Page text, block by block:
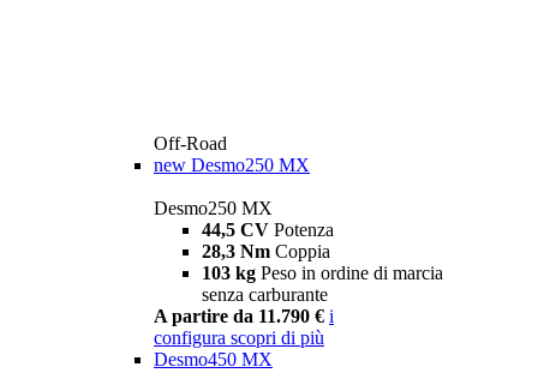
Off-Road
new Desmo250 MX
Desmo250 MX
44,5 CV Potenza
28,3 Nm Coppia
103 kg Peso in ordine di marcia
senza carburante
A partire da 11.790 € i
configura scopri di più
Desmo450 MX